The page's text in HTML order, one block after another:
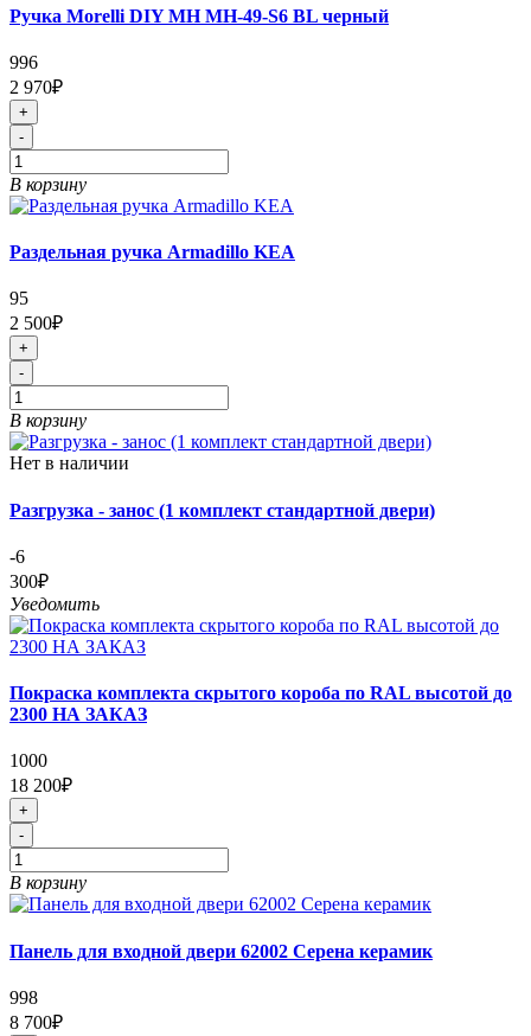
Ручка Morelli DIY MH MH-49-S6 BL черный
996
2 970₽
+
-
В корзину
Раздельная ручка Armadillo KEA
95
2 500₽
+
-
В корзину
Нет в наличии
Разгрузка - занос (1 комплект стандартной двери)
-6
300₽
Уведомить
Покраска комплекта скрытого короба по RAL высотой до
2300 НА ЗАКАЗ
1000
18 200₽
+
-
В корзину
Панель для входной двери 62002 Серена керамик
998
8 700₽